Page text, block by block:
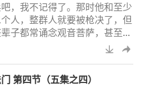
。，我不记得了。那时他和至少
人，整群人就要被枪决了，但
子都常诵念观音菩萨，甚至他
尚前就如此，只是一般和尚，非
，不是受具足戒的和尚。结果他
，但子弹没打到他。可能在后
第四节（五集之四）